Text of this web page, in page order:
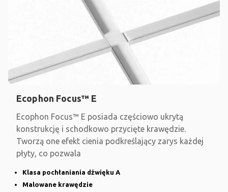
Ecophon Focus™ E
Ecophon Focus™ E posiada częściowo ukrytą
konstrukcję i schodkowo przycięte krawędzie.
Tworzą one efekt cienia podkreślający zarys każdej
płyty, co pozwala
Klasa pochłaniania dźwięku A
Malowane krawędzie